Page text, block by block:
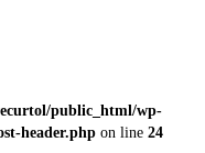
public_html/wp-
header.php on line 24